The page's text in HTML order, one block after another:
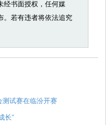
经书面授权，任何媒
。若有违者将依法追究
试赛在临汾开赛
长”